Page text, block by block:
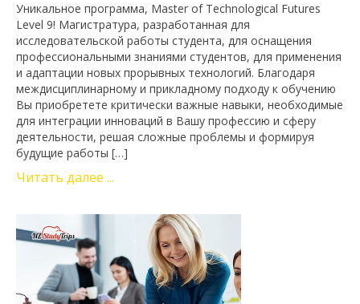
Уникальное программа, Master of Technological Futures
Level 9! Магистратура, разработанная для
исследовательской работы студента, для оснащения
профессиональными знаниями студентов, для применения
и адаптации новых прорывных технологий. Благодаря
междисциплинарному и прикладному подходу к обучению
Вы приобретете критически важные навыки, необходимые
для интеграции инноваций в Вашу профессию и сферу
деятельности, решая сложные проблемы и формируя
будущие работы […]
Читать далее ...